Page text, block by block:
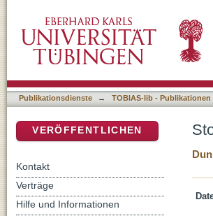
Publikationsdienste → TOBIAS-lib -
VERÖFFENTLICHEN
Kontakt
Verträge
Hilfe und Informationen